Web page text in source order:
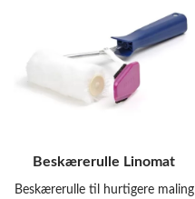
Beskærerulle Linomat
Beskærerulle til hurtigere maling